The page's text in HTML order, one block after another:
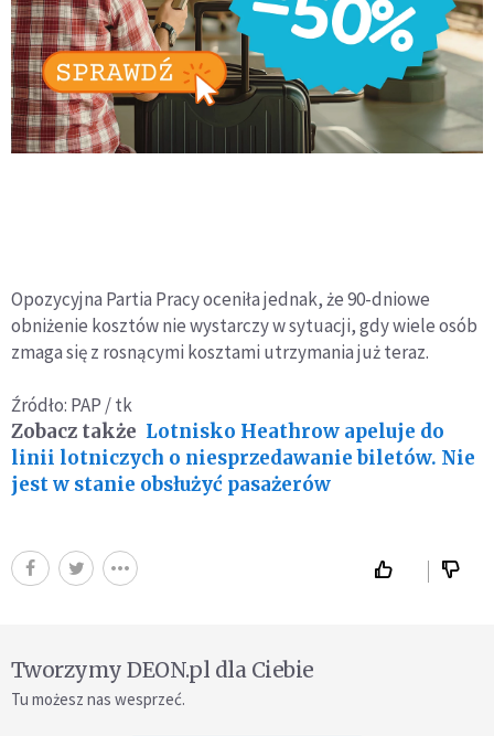
Opozycyjna Partia Pracy oceniła jednak, że 90-dniowe
obniżenie kosztów nie wystarczy w sytuacji, gdy wiele osób
zmaga się z rosnącymi kosztami utrzymania już teraz.
Źródło: PAP / tk
Zobacz także Lotnisko Heathrow apeluje do
linii lotniczych o niesprzedawanie biletów. Nie
jest w stanie obsłużyć pasażerów
Tworzymy DEON.pl dla Ciebie
Tu możesz nas wesprzeć.